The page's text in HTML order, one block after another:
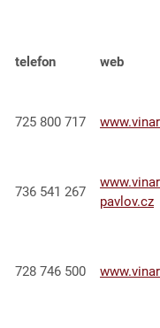
telefon web
725 800 717
736 541 267
pavlov.cz
728 746 500